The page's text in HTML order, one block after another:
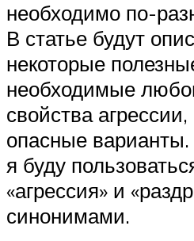
необходимо по-
В статье будут
некоторые
необходимые
свойства
опасные
я буду
«агрессия» и
синонимами.